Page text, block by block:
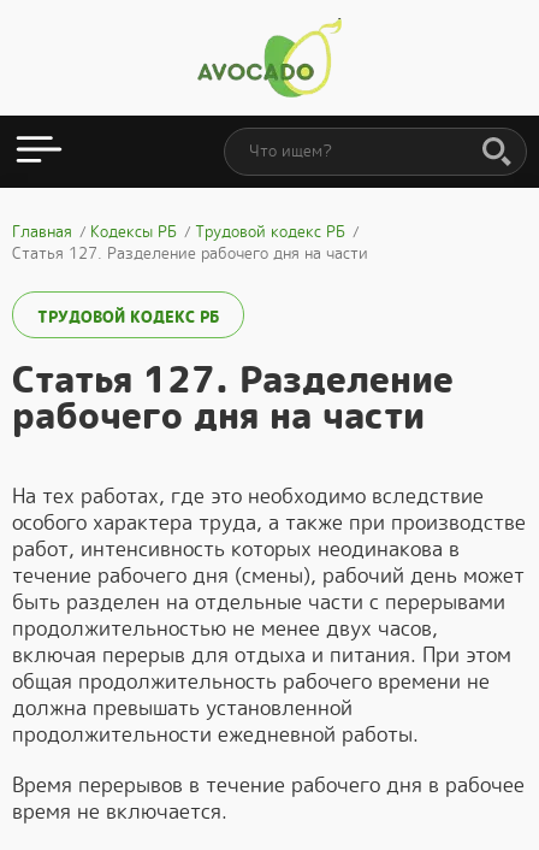
Главная Кодексы РБ
Трудовой кодекс РБ
Статья 127. Разделение рабочего дня на части
ТРУДОВОЙ КОДЕКС РБ
Статья 127. Разделение
рабочего дня на части
На тех работах, где это необходимо вследствие
особого характера труда, а также при производстве
работ, интенсивность которых неодинакова в
течение рабочего дня (смены), рабочий день может
быть разделен на отдельные части с перерывами
продолжительностью не менее двух часов,
включая перерыв для отдыха и питания. При этом
общая продолжительность рабочего времени не
должна превышать установленной
продолжительности ежедневной работы.
Время перерывов в течение рабочего дня в рабочее
время не включается.